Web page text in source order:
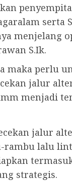
serta
menjelang
S.Ik.
maka perlu
jalur
menjadi
jalur
rambu lalu
strategis.